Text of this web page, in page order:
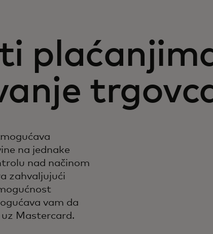
na jednake
nad načinom
zahvaljujući
vam da
Mastercard.